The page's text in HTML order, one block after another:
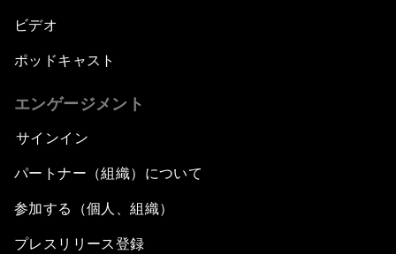
ビデオ
ポッドキャスト
エンゲージメント
サインイン
パートナー（組織）について
参加する（個人、組織）
プレスリリース登録